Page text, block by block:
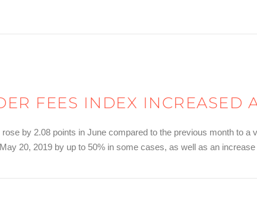
FEES INDEX INCREASED
by 2.08 points in June compared to the previous month to a
20, 2019 by up to 50% in some cases, as well as an